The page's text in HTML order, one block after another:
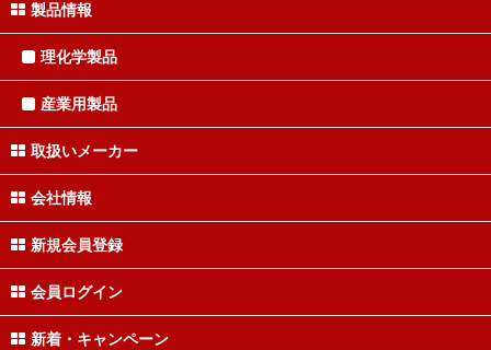
製品情報
理化学製品
産業用製品
取扱いメーカー
会社情報
新規会員登録
会員ログイン
新着・キャンペーン